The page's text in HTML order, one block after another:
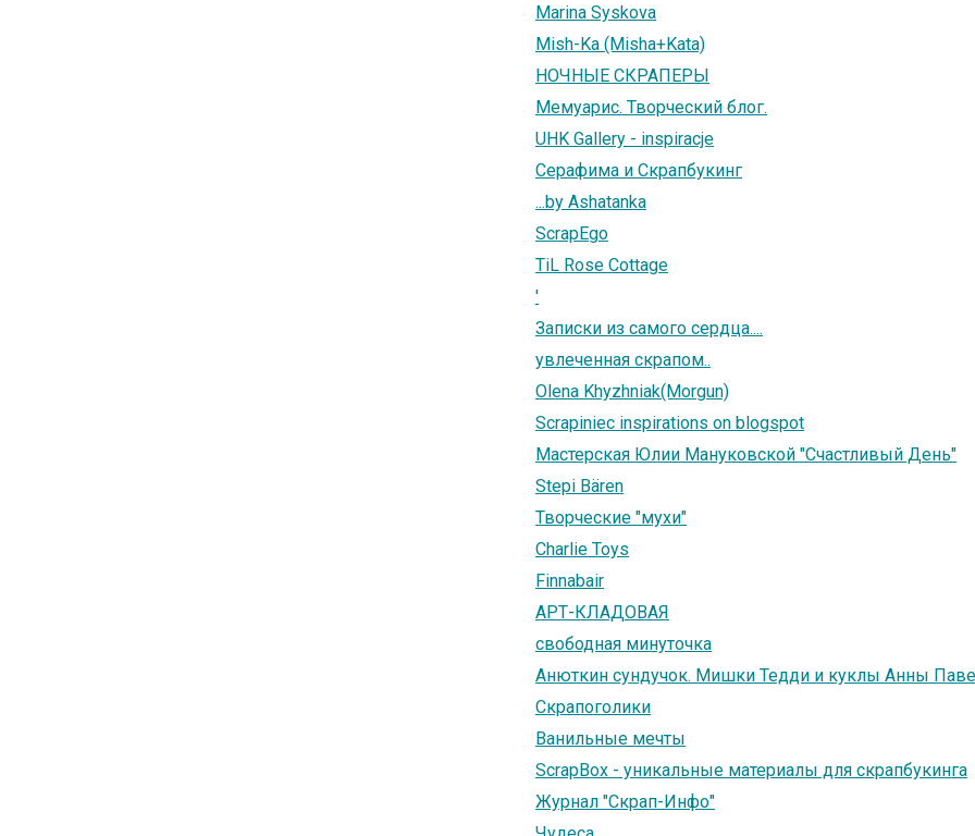
Marina Syskova
Mish-Ka (Misha+Kata)
НОЧНЫЕ СКРАПЕРЫ
Мемуарис. Творческий блог.
UHK Gallery - inspiracje
Серафима и Скрапбукинг
...by Ashatanka
ScrapEgo
TiL Rose Cottage
'
Записки из самого сердца....
увлеченная скрапом..
Olena Khyzhniak(Morgun)
Scrapiniec inspirations on blogspot
Мастерская Юлии Мануковской "Счастливый День"
Stepi Bären
Творческие "мухи"
Charlie Toys
Finnabair
АРТ-КЛАДОВАЯ
свободная минуточка
Анюткин сундучок. Мишки Тедди и куклы Анны
Скрапоголики
Ванильные мечты
ScrapBox - уникальные материалы для скрапбукинга
Журнал "Скрап-Инфо"